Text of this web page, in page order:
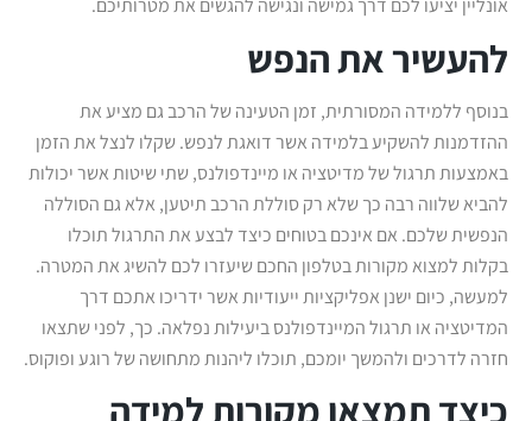
אונליין יציעו לכם דרך גמישה ונגישה להגשים את מטרותיכם.
להעשיר את הנפש
בנוסף ללמידה המסורתית, זמן הטעינה של הרכב גם מציע את
ההזדמנות להשקיע בלמידה אשר דואגת לנפש. שקלו לנצל את הזמן
באמצעות תרגול של מדיטציה או מיינדפולנס, שתי שיטות אשר יכולות
להביא שלווה רבה כך שלא רק סוללת הרכב תיטען, אלא גם הסוללה
הנפשית שלכם. אם אינכם בטוחים כיצד לבצע את התרגול תוכלו
בקלות למצוא מקורות בטלפון החכם שיעזרו לכם להשיג את המטרה.
למעשה, כיום ישנן אפליקציות ייעודיות אשר ידריכו אתכם דרך
המדיטציה או תרגול המיינדפולנס ביעילות נפלאה. כך, לפני שתצאו
חזרה לדרכים ולהמשך יומכם, תוכלו ליהנות מתחושה של רוגע ופוקוס.
כיצד תמצאו מקורות למידה